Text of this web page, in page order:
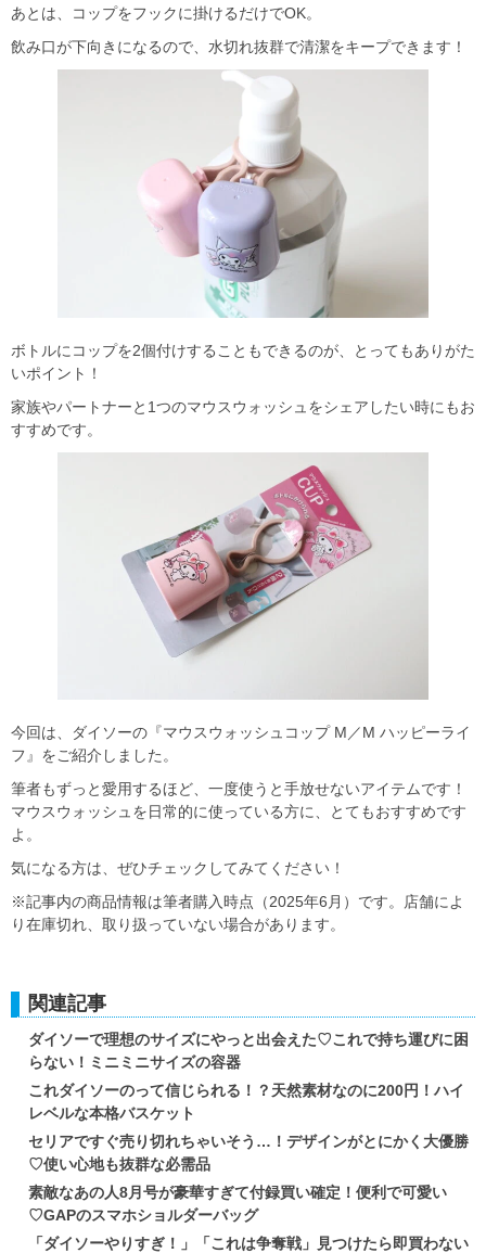
あとは、コップをフックに掛けるだけでOK。
飲み口が下向きになるので、水切れ抜群で清潔をキープできます！
ボトルにコップを2個付けすることもできるのが、とってもありがた
いポイント！
家族やパートナーと1つのマウスウォッシュをシェアしたい時にもお
すすめです。
今回は、ダイソーの『マウスウォッシュコップ M／M ハッピーライ
フ』をご紹介しました。
筆者もずっと愛用するほど、一度使うと手放せないアイテムです！
マウスウォッシュを日常的に使っている方に、とてもおすすめです
よ。
気になる方は、ぜひチェックしてみてください！
※記事内の商品情報は筆者購入時点（2025年6月）です。店舗によ
り在庫切れ、取り扱っていない場合があります。
関連記事
ダイソーで理想のサイズにやっと出会えた♡これで持ち運びに困
らない！ミニミニサイズの容器
これダイソーのって信じられる！？天然素材なのに200円！ハイ
レベルな本格バスケット
セリアですぐ売り切れちゃいそう…！デザインがとにかく大優勝
♡使い心地も抜群な必需品
素敵なあの人8月号が豪華すぎて付録買い確定！便利で可愛い
♡GAPのスマホショルダーバッグ
「ダイソーやりすぎ！」「これは争奪戦」見つけたら即買わない